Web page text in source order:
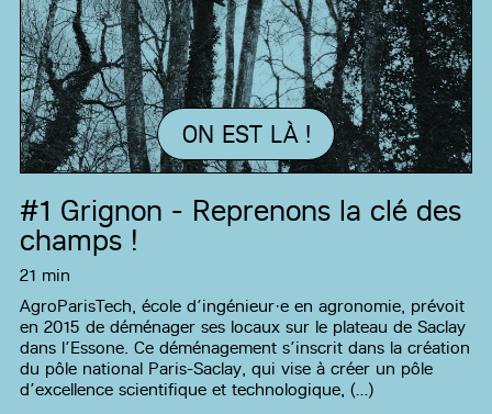
ON EST LÀ !
#1 Grignon - Reprenons la clé des
champs !
21 min
AgroParisTech, école d’ingénieur·e en agronomie, prévoit
en 2015 de déménager ses locaux sur le plateau de Saclay
dans l’Essone. Ce déménagement s’inscrit dans la création
du pôle national Paris-Saclay, qui vise à créer un pôle
d’excellence scientifique et technologique, (…)